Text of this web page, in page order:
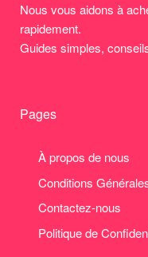
Nous vous aidons à
rapidement.
Guides simples,
Pages
À propos de nous
Conditions
Contactez-nous
Politique de